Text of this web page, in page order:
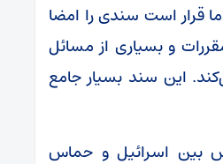
قرار است سندی را امضا
و بسیاری از مسائل
این سند بسیار جامع
بین اسرائیل و حماس